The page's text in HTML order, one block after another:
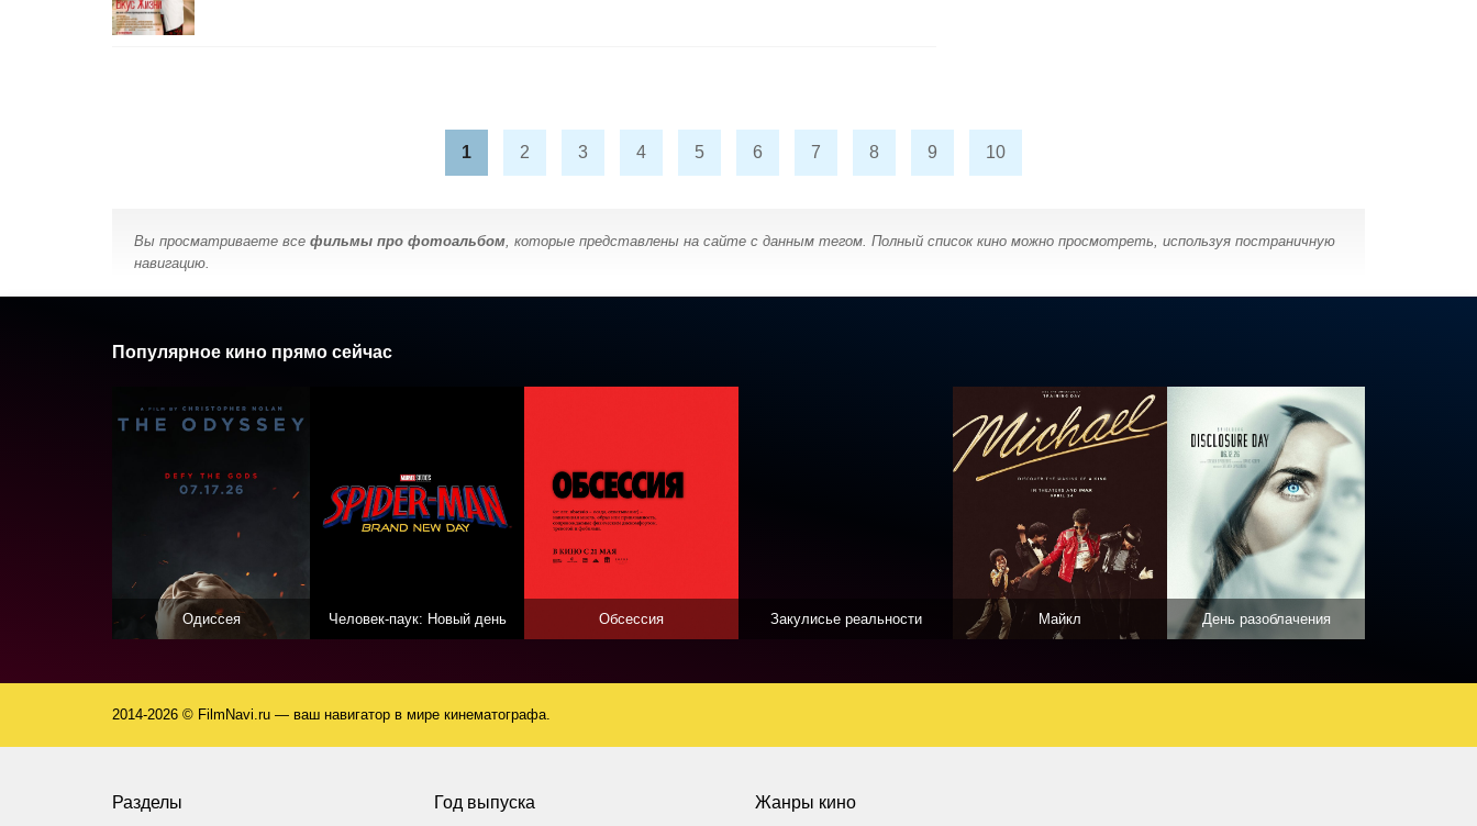
1 2 3 4 5 6 7 8 9 10
Вы просматриваете все фильмы про фотоальбом, которые представлены на сайте с данным тегом. Полный список кино можно просмотреть, используя постраничную
навигацию.
Популярное кино прямо сейчас
Одиссея Человек-паук: Новый день Обсессия Закулисье реальности Майкл День разоблачения
2014-2026 © FilmNavi.ru — ваш навигатор в мире кинематографа.
Разделы Год выпуска Жанры кино